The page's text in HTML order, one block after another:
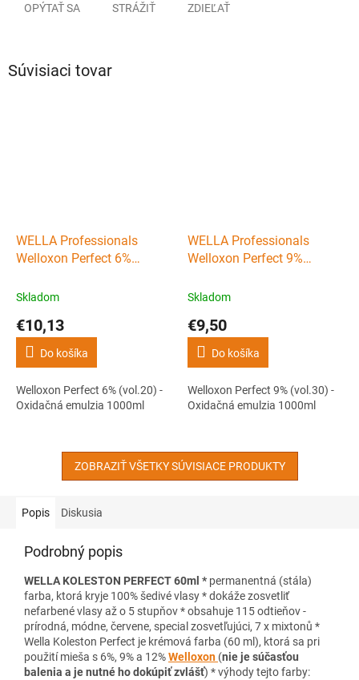
OPÝTAŤ SA STRÁŽIŤ ZDIEĽAŤ
Súvisiaci tovar
WELLA Professionals
Welloxon Perfect 6%
1000ml
Skladom
€10,13
Do košíka
Welloxon Perfect 6% (vol.20) -
Oxidačná emulzia 1000ml
WELLA Professionals
Welloxon Perfect 9%
1000ml
Skladom
€9,50
Do košíka
Welloxon Perfect 9% (vol.30) -
Oxidačná emulzia 1000ml
ZOBRAZIŤ VŠETKY SÚVISIACE PRODUKTY
Popis Diskusia
Podrobný popis
WELLA KOLESTON PERFECT 60ml * permanentná (stála)
farba, ktorá kryje 100% šedivé vlasy * dokáže zosvetliť
nefarbené vlasy až o 5 stupňov * obsahuje 115 odtieňov -
prírodná, módne, červene, special zosvetľujúci, 7 x mixtonů *
Wella Koleston Perfect je krémová farba (60 ml), ktorá sa pri
použití mieša s 6%, 9% a 12%Welloxon (nie je súčasťou
balenia a je nutné ho dokúpiť zvlášť) * výhody tejto farby: